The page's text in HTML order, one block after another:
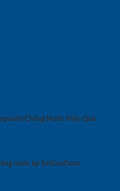
Chống Nước Hiệu Quả
nước tại SaiGonDoor